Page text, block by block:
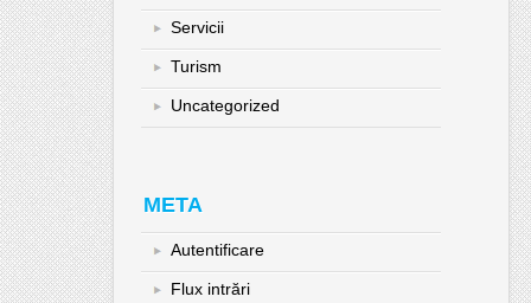
Servicii
Turism
Uncategorized
META
Autentificare
Flux intrări